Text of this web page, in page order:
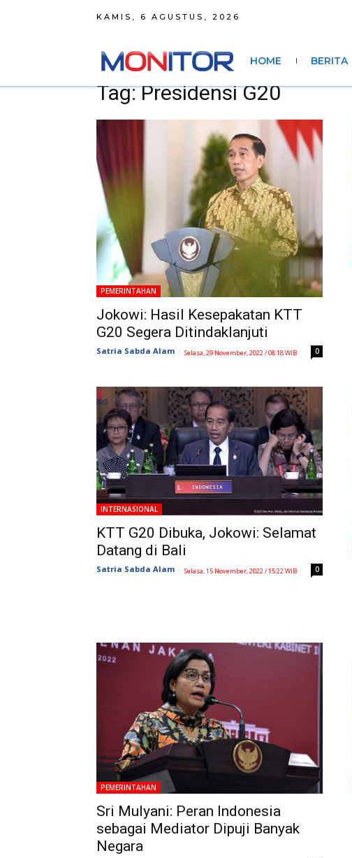
KAMIS, 6 AGUSTUS, 2026
HOME BERITA
Tag: Presidensi G20
PEMERINTAHAN
Jokowi: Hasil Kesepakatan KTT
G20 Segera Ditindaklanjuti
Satria Sabda Alam - Selasa, 29 November, 2022 / 08:18 WIB 0
INTERNASIONAL
KTT G20 Dibuka, Jokowi: Selamat
Datang di Bali
Satria Sabda Alam - Selasa, 15 November, 2022 / 15:22 WIB 0
PEMERINTAHAN
Sri Mulyani: Peran Indonesia
sebagai Mediator Dipuji Banyak
Negara